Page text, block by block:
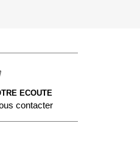
ECOUTE
contacter